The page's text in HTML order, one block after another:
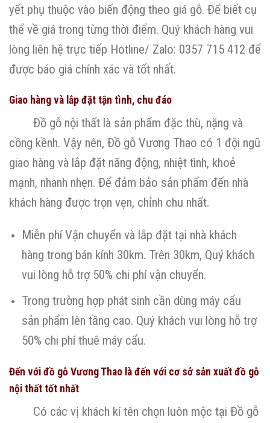
yết phụ thuộc vào biến động theo giá gỗ. Để biết cụ
thể về giá trong từng thời điểm. Quý khách hàng vui
lòng liên hệ trực tiếp Hotline/ Zalo: 0357 715 412 để
được báo giá chính xác và tốt nhất.
Giao hàng và lắp đặt tận tình, chu đáo
Đồ gỗ nội thất là sản phẩm đặc thù, nặng và
cồng kềnh. Vậy nên, Đồ gỗ Vương Thao có 1 đội ngũ
giao hàng và lắp đặt năng động, nhiệt tình, khoẻ
mạnh, nhanh nhẹn. Để đảm bảo sản phẩm đến nhà
khách hàng được trọn vẹn, chỉnh chu nhất.
Miễn phí Vận chuyển và lắp đặt tại nhà khách
hàng trong bán kính 30km. Trên 30km, Quý khách
vui lòng hỗ trợ 50% chi phí vận chuyển.
Trong trường hợp phát sinh cần dùng máy cẩu
sản phẩm lên tầng cao. Quý khách vui lòng hỗ trợ
50% chi phí thuê máy cẩu.
Đến với đồ gỗ Vương Thao là đến với cơ sở sản xuất đồ gỗ
nội thất tốt nhất
Có các vị khách kí tên chọn luôn mộc tại Đồ gỗ